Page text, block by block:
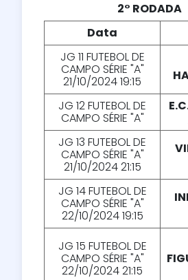
2° RODADA
Data
JG 11 FUTEBOL DE
CAMPO SÉRIE "A"
21/10/2024 19:15
JG 12 FUTEBOL DE
CAMPO SÉRIE "A"
JG 13 FUTEBOL DE
CAMPO SÉRIE "A"
21/10/2024 21:15
JG 14 FUTEBOL DE
CAMPO SÉRIE "A"
22/10/2024 19:15
JG 15 FUTEBOL DE
CAMPO SÉRIE "A"
22/10/2024 21:15